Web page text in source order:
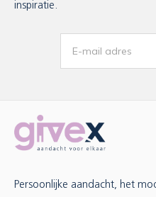
inspiratie.
Persoonlijke aandacht, het